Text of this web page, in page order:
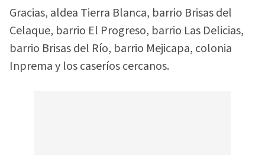
Gracias, aldea Tierra Blanca, barrio Brisas del
Celaque, barrio El Progreso, barrio Las Delicias,
barrio Brisas del Río, barrio Mejicapa, colonia
Inprema y los caseríos cercanos.